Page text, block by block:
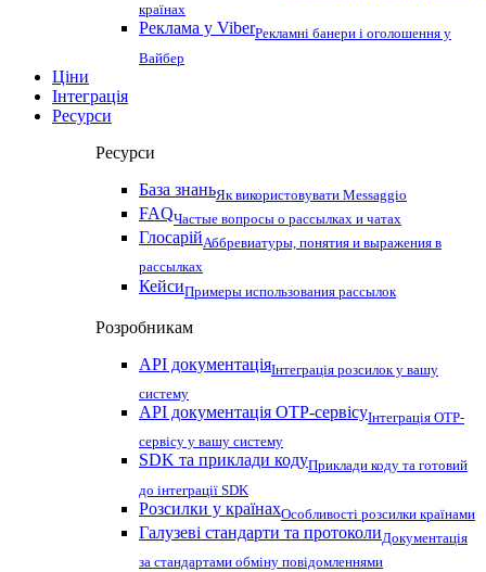
країнах
Реклама у ViberРекламні банери і оголошення у
Вайбер
Ціни
Інтеграція
Ресурси
Ресурси
База знаньЯк використовувати Messaggio
FAQЧастые вопросы о рассылках и чатах
ГлосарійАббревиатуры, понятия и выражения в
рассылках
КейсиПримеры использования рассылок
Розробникам
API документаціяІнтеграція розсилок у вашу
систему
API документація OTP-сервісуІнтеграція OTP-
сервісу у вашу систему
SDK та приклади кодуПриклади коду та готовий
до інтеграції SDK
Розсилки у країнахОсобливості розсилки країнами
Галузеві стандарти та протоколиДокументація
за стандартами обміну повідомленнями